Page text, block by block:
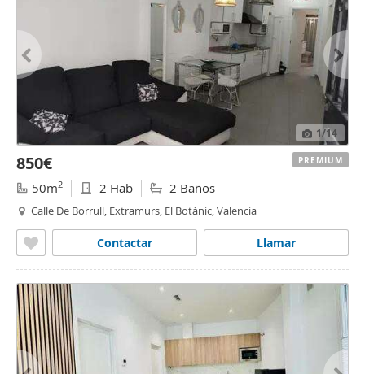
1/14
850€
50m2 2 Hab 2 Baños
Calle De Borrull, Extramurs, El Botànic, Valencia
Llamar
Contactar
PREMIUM